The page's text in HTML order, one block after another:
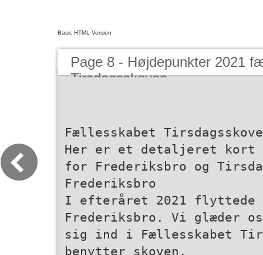
Basic HTML Version
Page 8 - Højdepunkter 2021
Tirsdagsskoven
Fællesskabet
Her er et detaljeret kort
for Frederiksbro og
Frederiksbro
I efteråret 2021 flyttede
Frederiksbro. Vi glæder
sig ind i Fællesskabet
benytter skoven.